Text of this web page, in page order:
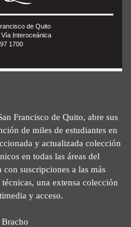
de Quito
Interoceánica
1700
Francisco de Quito, abre sus
de miles de estudiantes en
y actualizada colección
en todas las áreas del
suscripciones a las más
una extensa colección
y acceso.